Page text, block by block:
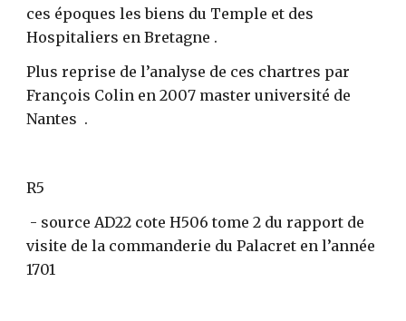
ces époques les biens du Temple et des
Hospitaliers en Bretagne .
Plus reprise de l’analyse de ces chartres par
François Colin en 2007 master université de
Nantes  .
R5
visite de la commanderie du Palacret en l’année
1701